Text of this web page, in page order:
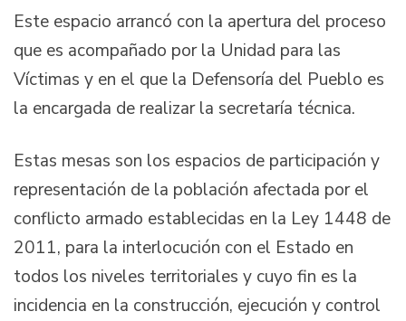
Este espacio arrancó con la apertura del proceso
que es acompañado por la Unidad para las
Víctimas y en el que la Defensoría del Pueblo es
la encargada de realizar la secretaría técnica.
Estas mesas son los espacios de participación y
representación de la población afectada por el
conflicto armado establecidas en la Ley 1448 de
2011, para la interlocución con el Estado en
todos los niveles territoriales y cuyo fin es la
incidencia en la construcción, ejecución y control